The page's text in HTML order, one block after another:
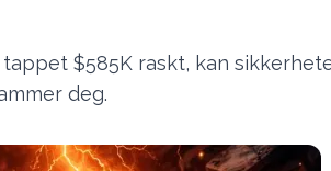
$585K raskt, kan
deg.